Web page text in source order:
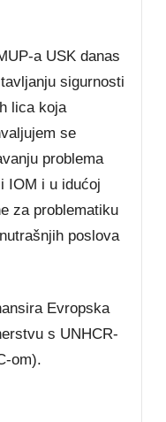
a USK danas
sigurnosti
lica koja
se
problema
IOM i u idućoj
za problematiku
poslova
Evropska
s UNHCR-
om).